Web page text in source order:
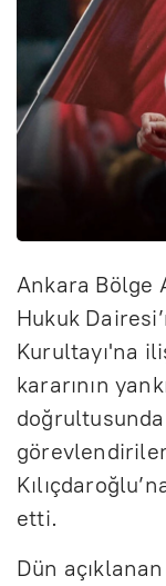
Ankara Bölge
Hukuk
Kurultayı'na
kararının
etti.
Dün